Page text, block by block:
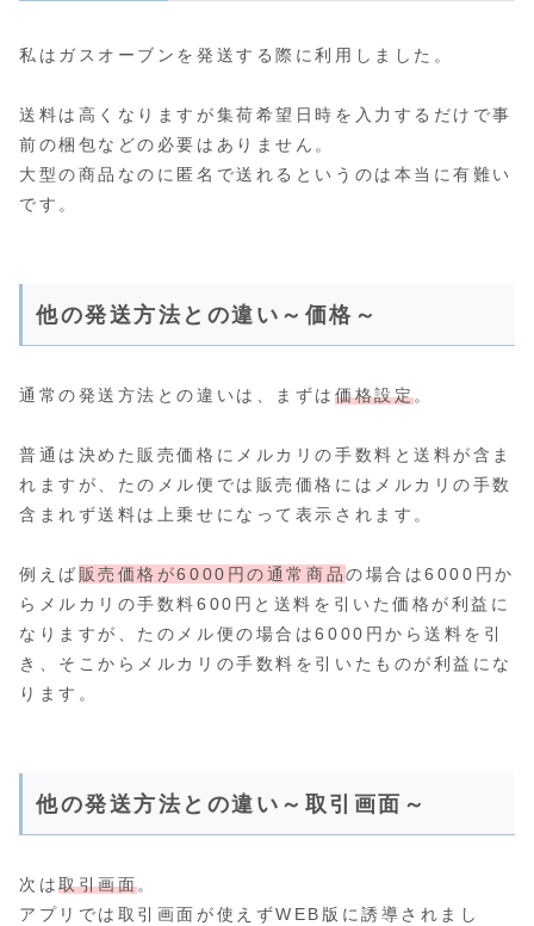
私はガスオーブンを発送する際に利用しました。
送料は高くなりますが集荷希望日時を入力するだけで事
前の梱包などの必要はありません。
大型の商品なのに匿名で送れるというのは本当に有難い
です。
他の発送方法との違い～価格～
通常の発送方法との違いは、まずは 価格設定。
普通は決めた販売価格にメルカリの手数料と送料が含ま
れますが、たのメル便では販売価格にはメルカリの手数
含まれず送料は上乗せになって表示されます。
例えば 販売価格が6000円の通常商品の場合は6000円か
らメルカリの手数料600円と送料を引いた価格が利益に
なりますが、たのメル便の場合は6000円から送料を引
き、そこからメルカリの手数料を引いたものが利益にな
ります。
他の発送方法との違い～取引画面～
次は取引画面。
アプリでは取引画面が使えずWEB版に誘導されまし